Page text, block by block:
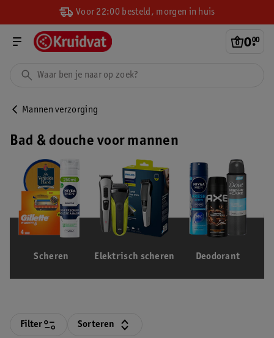
Voor 22:00 besteld, morgen in huis
0.
00
Mannen verzorging
Bad & douche voor mannen
Scheren Elektrisch scheren Deodorant
Filter Sorteren